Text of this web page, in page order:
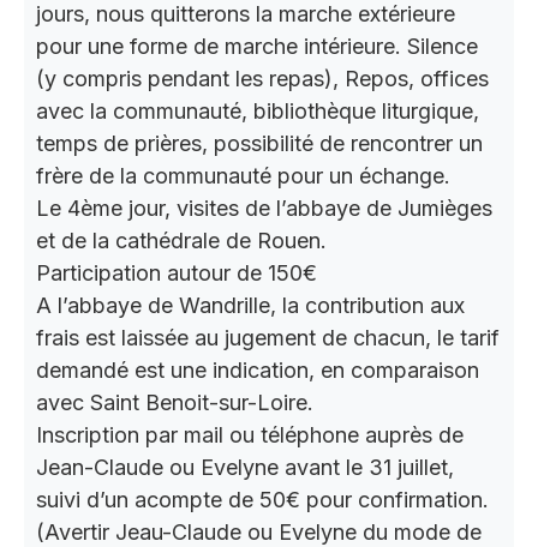
jours, nous quitterons la marche extérieure
pour une forme de marche intérieure. Silence
(y compris pendant les repas), Repos, offices
avec la communauté, bibliothèque liturgique,
temps de prières, possibilité de rencontrer un
frère de la communauté pour un échange.
Le 4ème jour, visites de l’abbaye de Jumièges
et de la cathédrale de Rouen.
Participation autour de 150€
A l’abbaye de Wandrille, la contribution aux
frais est laissée au jugement de chacun, le tarif
demandé est une indication, en comparaison
avec Saint Benoit-sur-Loire.
Inscription par mail ou téléphone auprès de
Jean-Claude ou Evelyne avant le 31 juillet,
suivi d’un acompte de 50€ pour confirmation.
(Avertir Jeau-Claude ou Evelyne du mode de